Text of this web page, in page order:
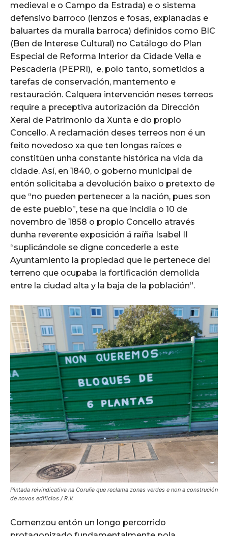
medieval e o Campo da Estrada) e o sistema
defensivo barroco (lenzos e fosas, explanadas e
baluartes da muralla barroca) definidos como BIC
(Ben de Interese Cultural) no Catálogo do Plan
Especial de Reforma Interior da Cidade Vella e
Pescadería (PEPRI), e, polo tanto, sometidos a
tarefas de conservación, mantemento e
restauración. Calquera intervención neses terreos
require a preceptiva autorización da Dirección
Xeral de Patrimonio da Xunta e do propio
Concello. A reclamación deses terreos non é un
feito novedoso xa que ten longas raíces e
constitúen unha constante histórica na vida da
cidade. Así, en 1840, o goberno municipal de
entón solicitaba a devolución baixo o pretexto de
que “no pueden pertenecer a la nación, pues son
de este pueblo”, tese na que incidía o 10 de
novembro de 1858 o propio Concello através
dunha reverente exposición á raíña Isabel II
“suplicándole se digne concederle a este
Ayuntamiento la propiedad que le pertenece del
terreno que ocupaba la fortificación demolida
entre la ciudad alta y la baja de la población”.
Pintada reivindicativa na Coruña que reclama zonas verdes e non a construción
de novos edificios / R.V.
Comenzou entón un longo percorrido